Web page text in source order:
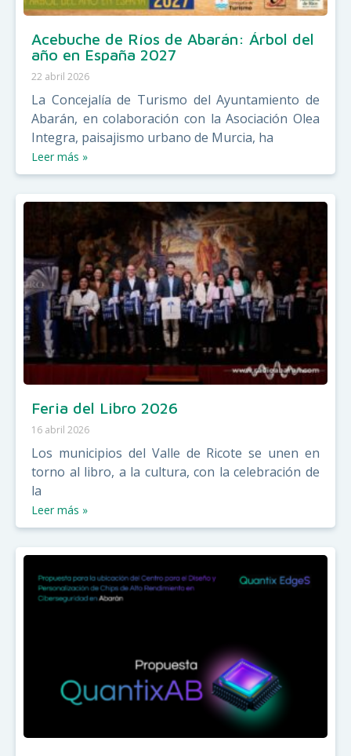
Acebuche de Ríos de Abarán: Árbol del
año en España 2027
22 abril 2026
La Concejalía de Turismo del Ayuntamiento de
Abarán, en colaboración con la Asociación Olea
Integra, paisajismo urbano de Murcia, ha
Leer más »
Feria del Libro 2026
16 abril 2026
Los municipios del Valle de Ricote se unen en
torno al libro, a la cultura, con la celebración de
la
Leer más »